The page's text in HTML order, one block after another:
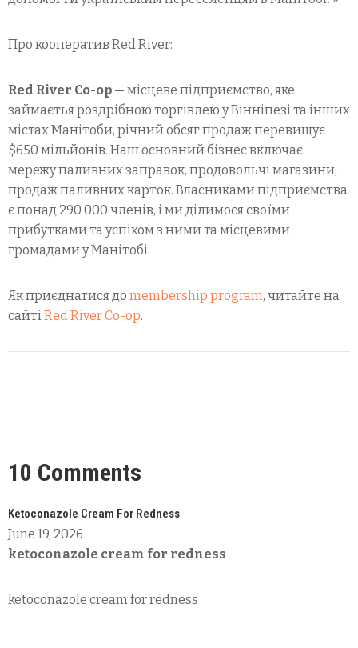
Про кооператив Red River:
Red River Co-op — місцеве підприємство, яке
займаєтья роздрібною торгівлею у Вінніпезі та інших
містах Манітоби, річний обсяг продаж перевищує
$650 мільйонів. Наш основний бізнес включає
мережу паливних заправок, продовольчі магазини,
продаж паливних карток. Власниками підприємства
є понад 290 000 членів, і ми ділимося своїми
прибутками та успіхом з ними та місцевими
громадами у Манітобі.
Як приєднатися до membership program, читайте на
сайті Red River Co-op.
10 Comments
Ketoconazole Cream For Redness
June 19, 2026
ketoconazole cream for redness
ketoconazole cream for redness